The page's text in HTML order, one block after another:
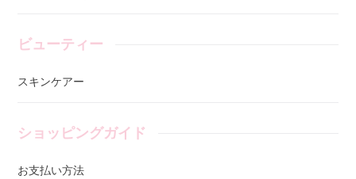
ビューティー
スキンケアー
ショッピングガイド
お支払い方法